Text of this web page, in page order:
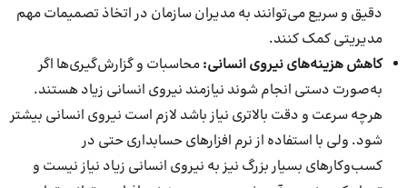
دقیق و سریع می‌توانند به مدیران سازمان در اتخاذ تصمیمات مهم
مدیریتی کمک کنند.
کاهش هزینه‌های نیروی انسانی:محاسبات و گزارش‌گیری‌ها اگر
به‌صورت دستی انجام شوند نیازمند نیروی انسانی زیاد هستند.
هرچه سرعت و دقت بالاتری نیاز باشد لازم است نیروی انسانی بیشتر
شود. ولی با استفاده از نرم افزارهای حسابداری حتی در
کسب‌وکارهای بسیار بزرگ نیز به نیروی انسانی زیاد نیاز نیست و